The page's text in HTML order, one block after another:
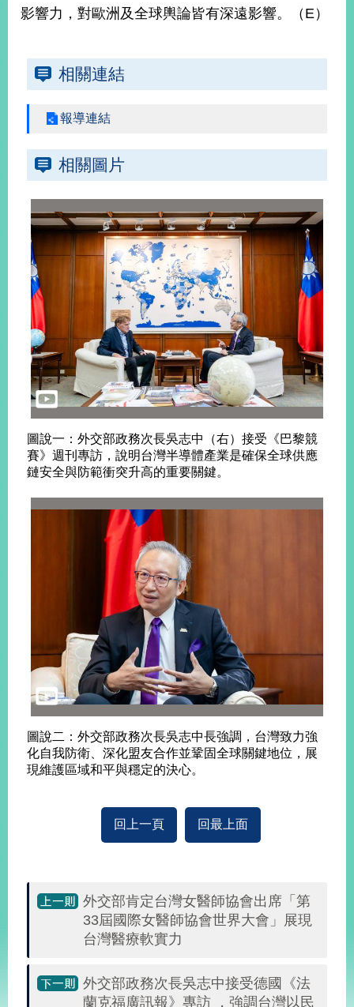
信
箱
專
頁
LINEInstagram
X平台
(原推特)
YouTube
RSS
政
府
網
站
資
料
開
放
宣
告
隱
私
權
保
護
及
資
訊
安
全
說
明
聯
絡
我
們
影響力，對歐洲及全球輿論皆有深遠影響。（E）
相關連結
報導連結
相關圖片
圖說一：外交部政務次長吳志中（右）接受《巴黎競
賽》週刊專訪，說明台灣半導體產業是確保全球供應
鏈安全與防範衝突升高的重要關鍵。
圖說二：外交部政務次長吳志中長強調，台灣致力強
化自我防衛、深化盟友合作並鞏固全球關鍵地位，展
現維護區域和平與穩定的決心。
回上一頁 回最上面
外交部肯定台灣女醫師協會出席「第
33屆國際女醫師協會世界大會」展現
台灣醫療軟實力
外交部政務次長吳志中接受德國《法
蘭克福廣訊報》專訪 ，強調台灣以民